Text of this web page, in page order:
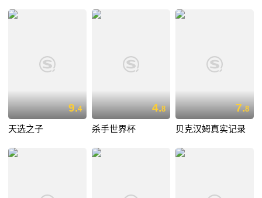
9.4
天选之子
4.8
杀手世界杯
7.8
贝克汉姆真实记录